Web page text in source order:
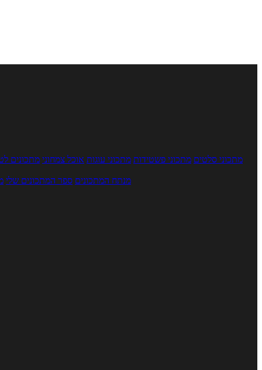
מתכוני סלטים מתכוני פשטידות מתכוני עוגות אוכל צמחוני מתכונים
מנתח המתכונים ספר המתכונים שלי